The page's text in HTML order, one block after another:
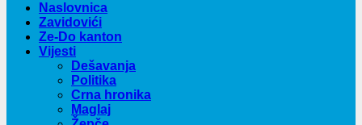
Naslovnica
Zavidovići
Ze-Do kanton
Vijesti
Dešavanja
Politika
Crna hronika
Maglaj